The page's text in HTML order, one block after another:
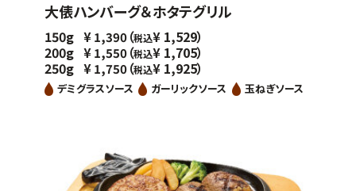
大俵ハンバーグ＆ホタテグリル
150g ¥1,390（税込¥1,529）
200g ¥1,550（税込¥1,705）
250g ¥1,750（税込¥1,925）
デミグラスソース ガーリックソース 玉ねぎソース